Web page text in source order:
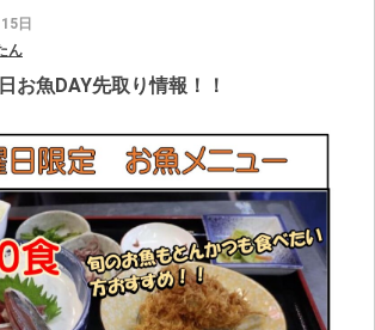
日
ん
魚DAY先取り情報！！